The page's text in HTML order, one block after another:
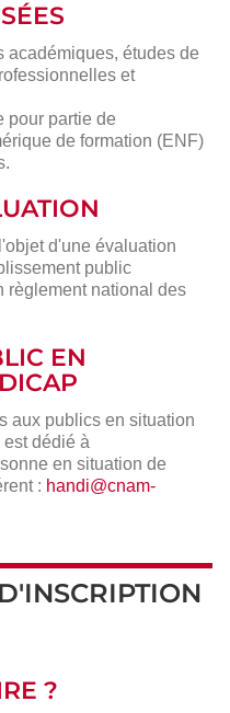
académiques, études de
et
pour partie de
de formation (ENF)
d'une évaluation
public
règlement national des
EN
aux publics en situation
dédié à
en situation de
: handi@cnam-
?